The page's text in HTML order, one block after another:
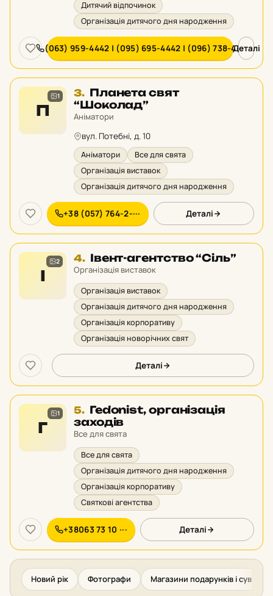
Дитячий відпочинок
Організація дитячого дня народження
(063) 959-4442 | (095) 695-4442 | (096) 738-4···Деталі
П
1 3. Місце
3
у
Планета свят
“Шоколад”
Аніматори
вул. Потебні, д. 10
Аніматори
Все для свята
Організація виставок
Організація дитячого дня народження
+38 (057) 764-2-··· Деталі
І
2 4. Місце
4
у
рейтингу:
Івент-агентство “Сіль”
Організація виставок
Організація виставок
Організація дитячого дня народження
Організація корпоративу
Організація новорічних свят
Деталі
Г
1 5. Місце
5
у
рейтингу:
Геdonist, організація
заходів
Все для свята
Все для свята
Організація дитячого дня народження
Організація корпоративу
Святкові агентства
+38063 73 10 ··· Деталі
Новий рік Фотографи Магазини подарунків і